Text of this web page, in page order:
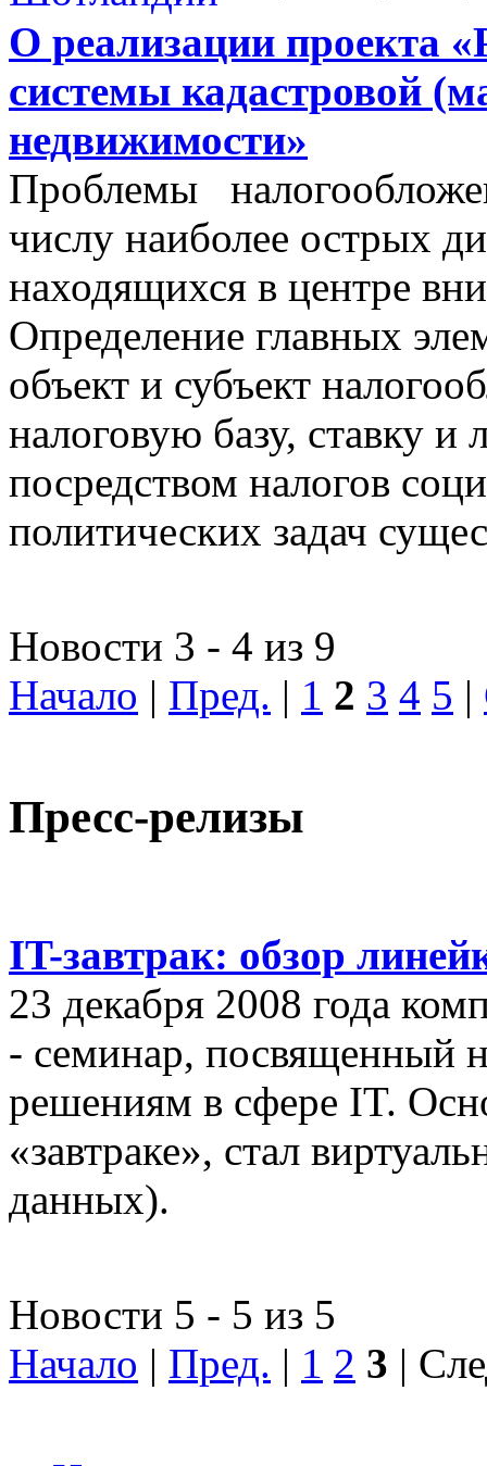
О реализации проекта
системы кадастровой
недвижимости»
Проблемы
числу наиболее острых
находящихся в центре
Определение главных
объект и субъект
налоговую базу, ставку и
посредством налогов
политических задач
Новости 3 - 4 из 9
Начало | Пред. | 1 2 3 4 5 |
Пресс-релизы
IT-завтрак: обзор
23 декабря 2008 года
- семинар, посвященный
решениям в сфере IT.
«завтраке», стал
данных).
Новости 5 - 5 из 5
Начало | Пред. | 1 2 3 |